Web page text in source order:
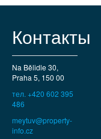
Контакты
Na Bělidle 30,
Praha 5, 150 00
тел. +420 602 395
486
meytuv@property-
info.cz